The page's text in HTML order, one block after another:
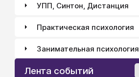
УПП, Синтон, Дистанция
Практическая психология
Занимательная психология
Лента событий